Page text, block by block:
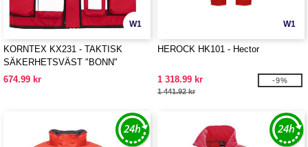
W1
KORNTEX KX231 - TAKTISK
SÄKERHETSVÄST "BONN"
674.99 kr
W1
HEROCK HK101 - Hector
1 318.99 kr
1 441.92 kr
-9%